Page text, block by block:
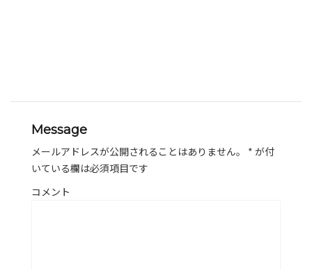
Message
メールアドレスが公開されることはありません。 * が付
いている欄は必須項目です
コメント